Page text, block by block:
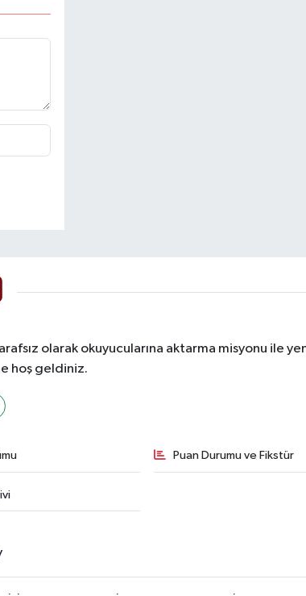
olarak okuyucularına aktarma misyonu ile
hoş geldiniz.
Puan Durumu ve Fikstür